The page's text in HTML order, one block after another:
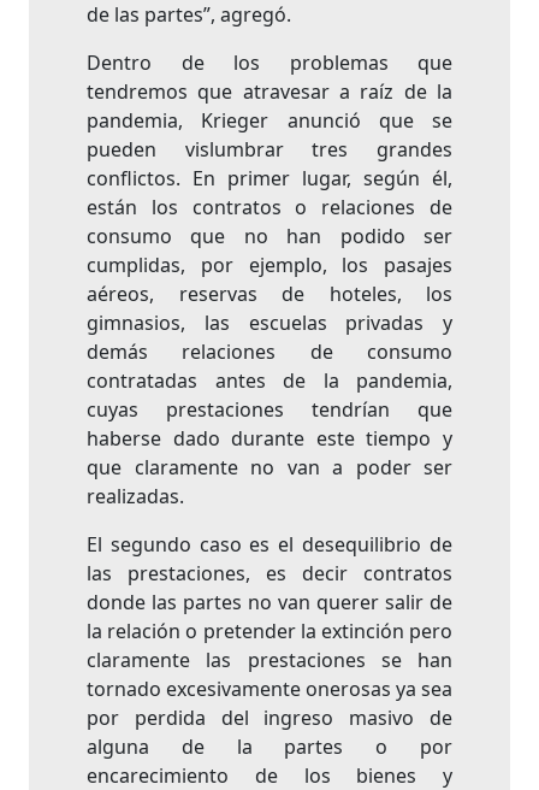
de las partes”, agregó.
Dentro de los problemas que
tendremos que atravesar a raíz de la
pandemia, Krieger anunció que se
pueden vislumbrar tres grandes
conflictos. En primer lugar, según él,
están los contratos o relaciones de
consumo que no han podido ser
cumplidas, por ejemplo, los pasajes
aéreos, reservas de hoteles, los
gimnasios, las escuelas privadas y
demás relaciones de consumo
contratadas antes de la pandemia,
cuyas prestaciones tendrían que
haberse dado durante este tiempo y
que claramente no van a poder ser
realizadas.
El segundo caso es el desequilibrio de
las prestaciones, es decir contratos
donde las partes no van querer salir de
la relación o pretender la extinción pero
claramente las prestaciones se han
tornado excesivamente onerosas ya sea
por perdida del ingreso masivo de
alguna de la partes o por
encarecimiento de los bienes y